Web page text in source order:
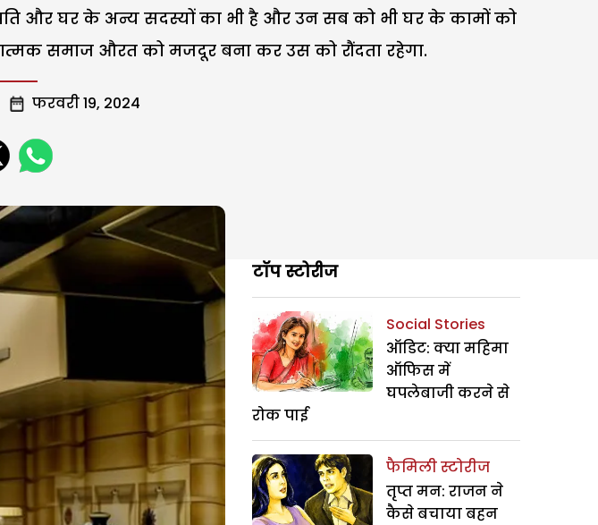
और घर के अन्य सदस्यों का भी है और उन सब को भी घर के कामों को
समाज औरत को मजदूर बना कर उस को रौंदता रहेगा.
फरवरी 19, 2024
टॉप स्टोरीज
Social Stories
ऑडिट: क्या महिमा
ऑफिस में
घपलेबाजी करने से
रोक पाई
फैमिली स्टोरीज
तृप्त मन: राजन ने
कैसे बचाया बहन